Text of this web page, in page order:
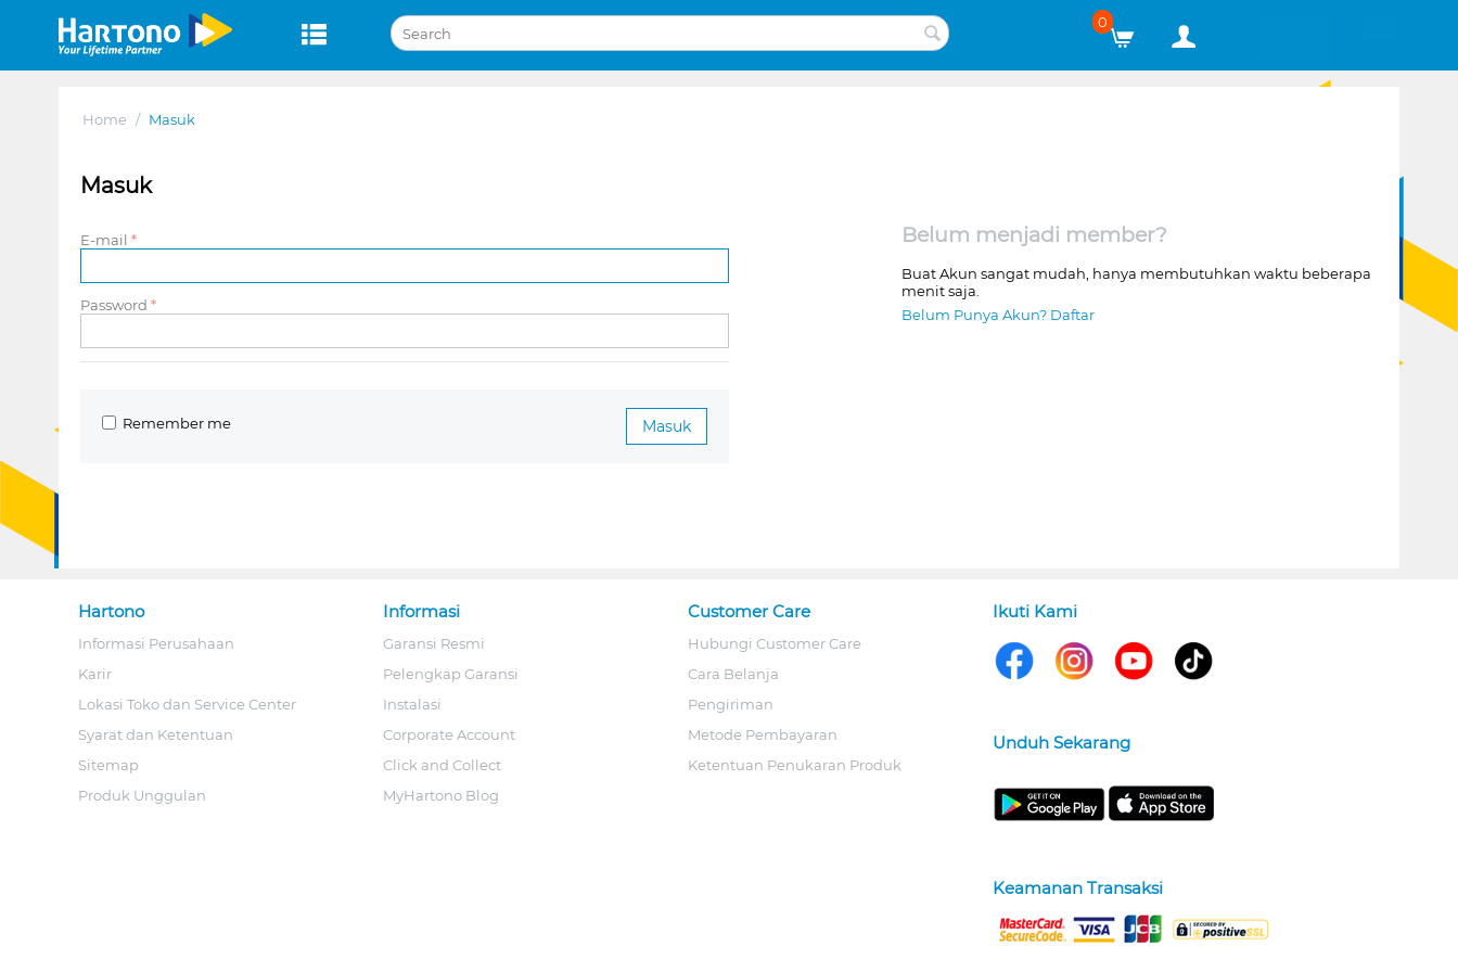
0
Home / Masuk
Masuk
E-mail
Password
Masuk
Remember me
Belum menjadi member?
Buat Akun sangat mudah, hanya membutuhkan waktu beberapa
menit saja.
Belum Punya Akun? Daftar
Hartono
Informasi Perusahaan
Karir
Lokasi Toko dan Service Center
Syarat dan Ketentuan
Sitemap
Produk Unggulan
Informasi
Garansi Resmi
Pelengkap Garansi
Instalasi
Corporate Account
Click and Collect
MyHartono Blog
Customer Care
Hubungi Customer Care
Cara Belanja
Pengiriman
Metode Pembayaran
Ketentuan Penukaran Produk
Ikuti Kami
Unduh Sekarang
Keamanan Transaksi